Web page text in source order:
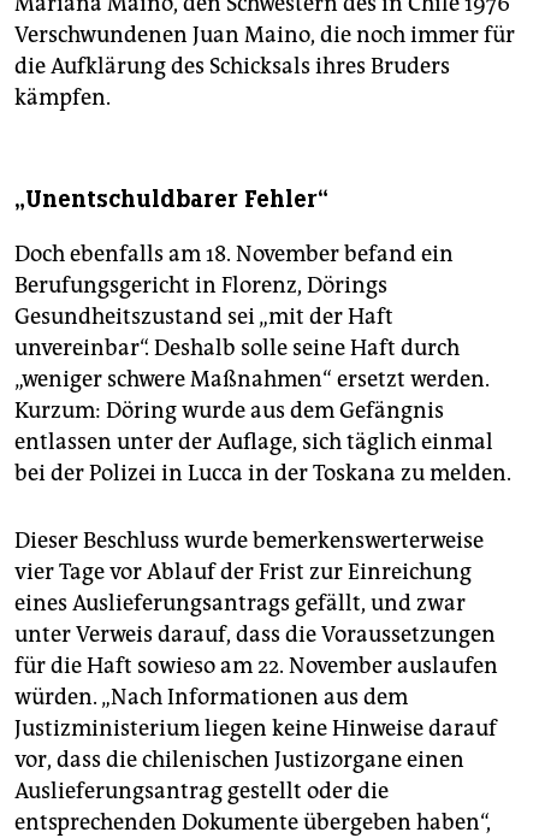
Verschwundenen Juan Maino, die noch immer für
die Aufklärung des Schicksals ihres Bruders
kämpfen.
„Unentschuldbarer Fehler“
Doch ebenfalls am 18. November befand ein
Berufungsgericht in Florenz, Dörings
Gesundheitszustand sei „mit der Haft
unvereinbar“. Deshalb solle seine Haft durch
„weniger schwere Maßnahmen“ ersetzt werden.
Kurzum: Döring wurde aus dem Gefängnis
entlassen unter der Auflage, sich täglich einmal
bei der Polizei in Lucca in der Toskana zu melden.
Dieser Beschluss wurde bemerkenswerterweise
vier Tage vor Ablauf der Frist zur Einreichung
eines Auslieferungsantrags gefällt, und zwar
unter Verweis darauf, dass die Voraussetzungen
für die Haft sowieso am 22. November auslaufen
würden. „Nach Informationen aus dem
Justizministerium liegen keine Hinweise darauf
vor, dass die chilenischen Justizorgane einen
Auslieferungsantrag gestellt oder die
entsprechenden Dokumente übergeben haben“,